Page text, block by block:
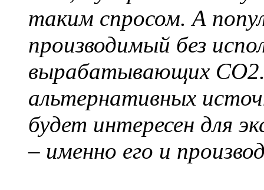
таким спросом. А
производимый без
вырабатывающих СО2.
альтернативных
будет интересен для
– именно его и